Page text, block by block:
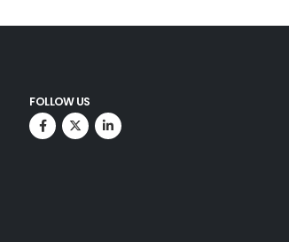
FOLLOW US